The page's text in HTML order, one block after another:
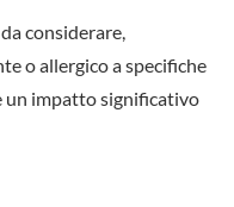
considerare,
o allergico a specifiche
un impatto significativo